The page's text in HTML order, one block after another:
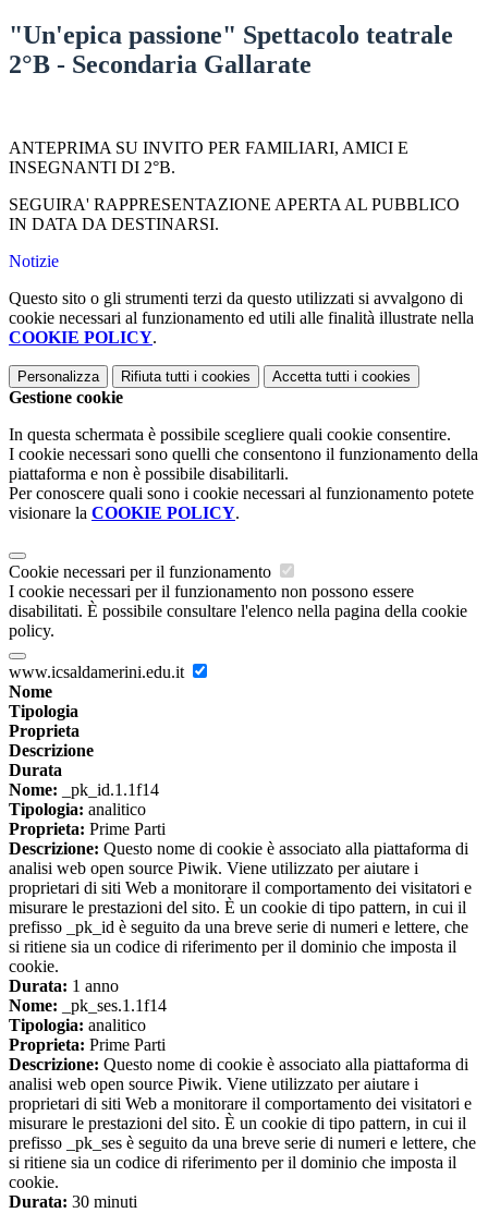
"Un'epica passione" Spettacolo teatrale
2°B - Secondaria Gallarate
ANTEPRIMA SU INVITO PER FAMILIARI, AMICI E
INSEGNANTI DI 2°B.
SEGUIRA' RAPPRESENTAZIONE APERTA AL PUBBLICO
IN DATA DA DESTINARSI.
Notizie
Questo sito o gli strumenti terzi da questo utilizzati si avvalgono di
cookie necessari al funzionamento ed utili alle finalità illustrate nella
COOKIE POLICY.
Personalizza Rifiuta tutti i cookies Accetta tutti i cookies
Gestione cookie
In questa schermata è possibile scegliere quali cookie consentire.
I cookie necessari sono quelli che consentono il funzionamento della
piattaforma e non è possibile disabilitarli.
Per conoscere quali sono i cookie necessari al funzionamento potete
visionare la COOKIE POLICY.
Cookie necessari per il funzionamento
I cookie necessari per il funzionamento non possono essere
disabilitati. È possibile consultare l'elenco nella pagina della cookie
policy.
www.icsaldamerini.edu.it
Nome
Tipologia
Proprieta
Descrizione
Durata
Nome: _pk_id.1.1f14
Tipologia: analitico
Proprieta: Prime Parti
Descrizione: Questo nome di cookie è associato alla piattaforma di
analisi web open source Piwik. Viene utilizzato per aiutare i
proprietari di siti Web a monitorare il comportamento dei visitatori e
misurare le prestazioni del sito. È un cookie di tipo pattern, in cui il
prefisso _pk_id è seguito da una breve serie di numeri e lettere, che
si ritiene sia un codice di riferimento per il dominio che imposta il
cookie.
Durata: 1 anno
Nome: _pk_ses.1.1f14
Tipologia: analitico
Proprieta: Prime Parti
Descrizione: Questo nome di cookie è associato alla piattaforma di
analisi web open source Piwik. Viene utilizzato per aiutare i
proprietari di siti Web a monitorare il comportamento dei visitatori e
misurare le prestazioni del sito. È un cookie di tipo pattern, in cui il
prefisso _pk_ses è seguito da una breve serie di numeri e lettere, che
si ritiene sia un codice di riferimento per il dominio che imposta il
cookie.
Durata: 30 minuti